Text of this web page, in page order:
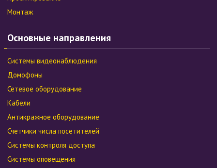
Монтаж
Основные направления
Системы видеонаблюдения
Домофоны
Сетевое оборудование
Кабели
Антикражное оборудование
Счетчики числа посетителей
Системы контроля доступа
Системы оповещения